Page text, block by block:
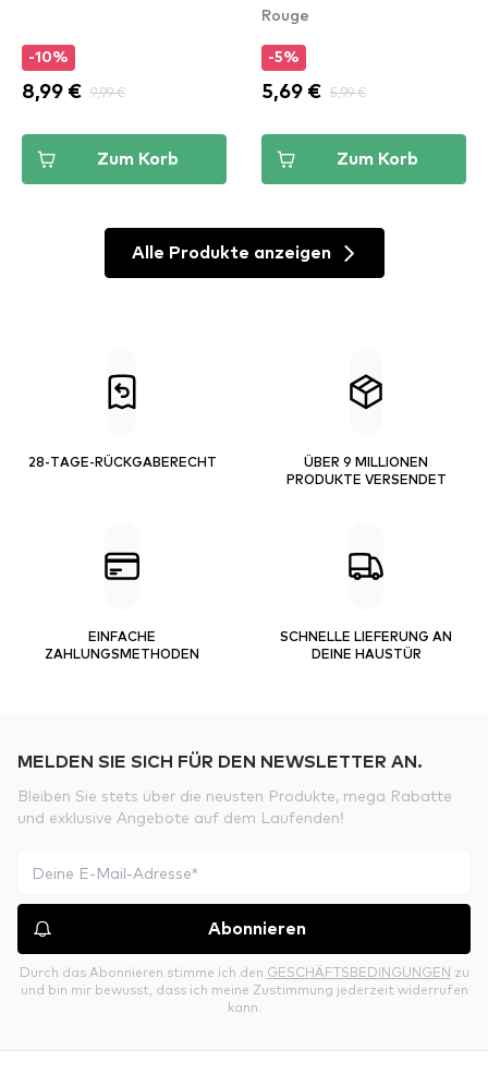
-10%
8,99 € 9,99 €
Zum Korb
Rouge
-5%
5,69 € 5,99 €
Zum Korb
Alle Produkte anzeigen
28-TAGE-RÜCKGABERECHT
ÜBER 9 MILLIONEN
PRODUKTE VERSENDET
EINFACHE
ZAHLUNGSMETHODEN
SCHNELLE LIEFERUNG AN
DEINE HAUSTÜR
MELDEN SIE SICH FÜR DEN NEWSLETTER AN.
Bleiben Sie stets über die neusten Produkte, mega Rabatte
und exklusive Angebote auf dem Laufenden!
Abonnieren
Durch das Abonnieren stimme ich den GESCHÄFTSBEDINGUNGEN zu
und bin mir bewusst, dass ich meine Zustimmung jederzeit widerrufen
kann.